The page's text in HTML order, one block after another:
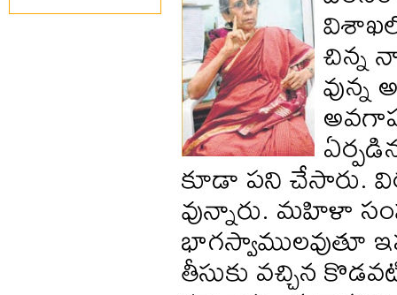
చిన్న
కూడా పని చేసారు.
వున్నారు. మహిళా
భాగస్వాములవుతూ
తీసుకు వచ్చిన